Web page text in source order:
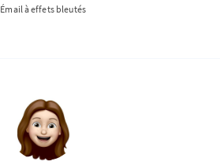
Émail à effets bleutés